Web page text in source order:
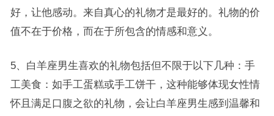
好，让他感动。来自真心的礼物才是最好的。礼物的价
值不在于价格，而在于所包含的情感和意义。
5、白羊座男生喜欢的礼物包括但不限于以下几种：手
工美食：如手工蛋糕或手工饼干，这种能够体现女性情
怀且满足口腹之欲的礼物，会让白羊座男生感到温馨和